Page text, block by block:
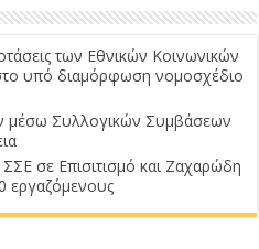
των Εθνικών Κοινωνικών
υπό διαμόρφωση νομοσχέδιο
μέσω Συλλογικών Συμβάσεων
σε Επισιτισμό και Ζαχαρώδη
εργαζόμενους